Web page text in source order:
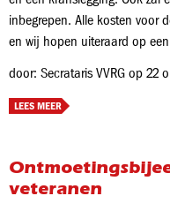
inbegrepen. Alle kosten voor
en wij hopen uiteraard op
door: Secrataris VVRG op 22
LEES MEER
veteranen